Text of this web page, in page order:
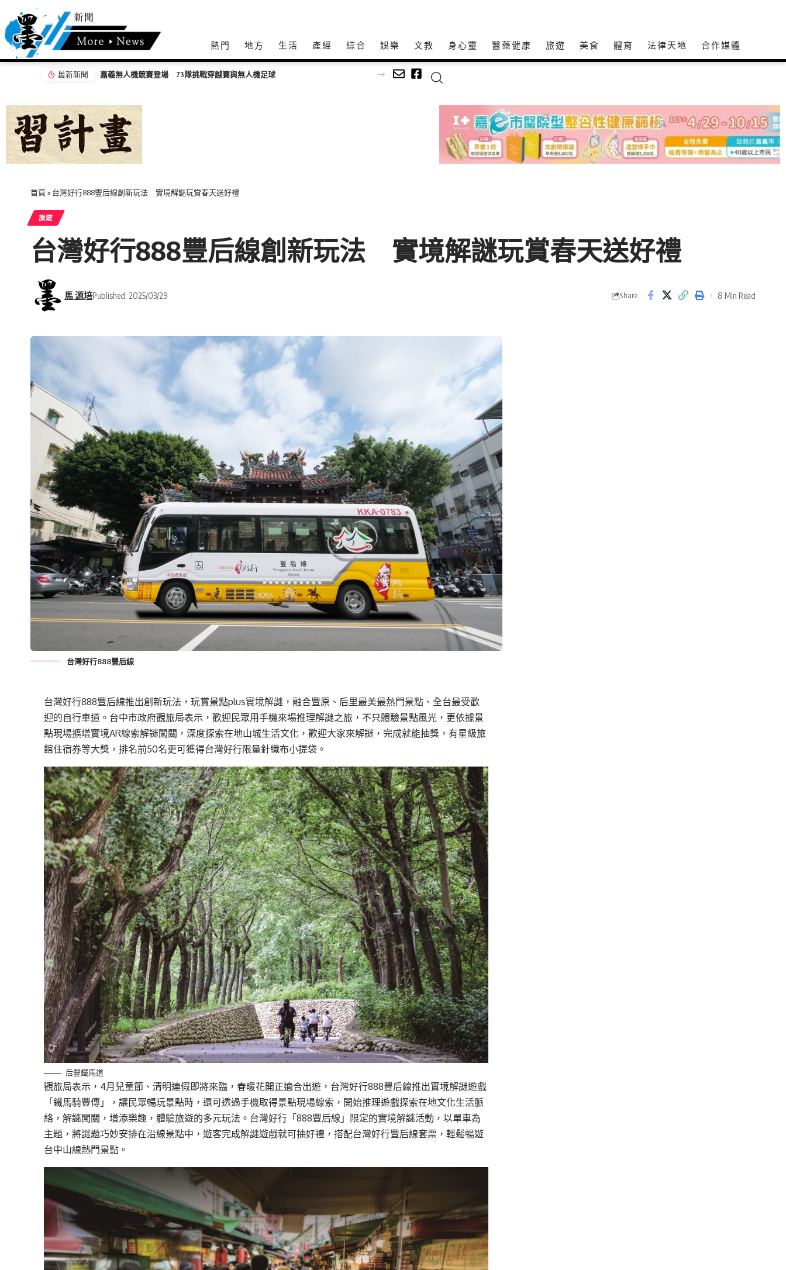
熱門 地方 生活 產經 綜合 娛樂 文教 身心𩆜 醫藥健康 旅遊 美食 體育 法律天地 合作媒體
最新新聞
首頁 » 台灣好行888豐后線創新玩法 實境解謎玩賞春天送好禮
旅遊
台灣好行888豐后線創新玩法 實境解謎玩賞春天送好禮
馬 源培Published: 2025/03/29 Share 8 Min Read
台灣好行888豐后線
台灣好行888豐后線推出創新玩法，玩賞景點plus實境解謎，融合豐原、后里最美最熱門景點、全台最受歡
迎的自行車道。台中市政府觀旅局表示，歡迎民眾用手機來場推理解謎之旅，不只體驗景點風光，更依據景
點現場擴增實境AR線索解謎闖關，深度探索在地山城生活文化，歡迎大家來解謎，完成就能抽獎，有星級旅
館住宿券等大獎，排名前50名更可獲得台灣好行限量針織布小提袋。
后豐鐵馬道
觀旅局表示，4月兒童節、清明連假即將來臨，春暖花開正適合出遊，台灣好行888豐后線推出實境解謎遊戲
「鐵馬騎豐傳」，讓民眾暢玩景點時，還可透過手機取得景點現場線索，開始推理遊戲探索在地文化生活脈
絡，解謎闖關，增添樂趣，體驗旅遊的多元玩法。台灣好行「888豐后線」限定的實境解謎活動，以單車為
主題，將謎題巧妙安排在沿線景點中，遊客完成解謎遊戲就可抽好禮，搭配台灣好行豐后線套票，輕鬆暢遊
台中山線熱門景點。